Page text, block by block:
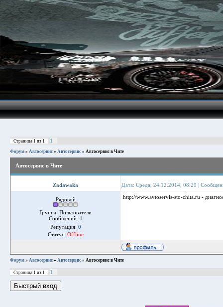
Страница 1 из 1 1
Форум » Автосервис » Автосервис » Автосервис в Чите
Автосервис в Чите
Zadawaka Дата: Среда, 24.12.2014, 08:29 |
Рядовой
Группа: Пользователи
Сообщений: 1
Репутация: 0
Статус: Offline
http://www.avtoservis-sto-chita.ru -
Форум » Автосервис » Автосервис » Автосервис в Чите
Страница 1 из 1 1